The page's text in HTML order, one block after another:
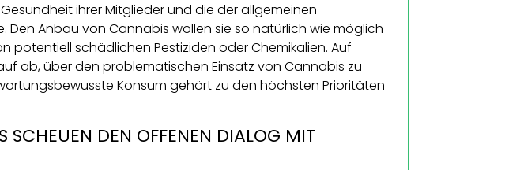
ihrer Mitglieder und die der allgemeinen
Den Anbau von Cannabis wollen sie so natürlich wie möglich
potentiell schädlichen Pestiziden oder Chemikalien. Auf
ab, über den problematischen Einsatz von Cannabis zu
Konsum gehört zu den höchsten Prioritäten
DEN OFFENEN DIALOG MIT